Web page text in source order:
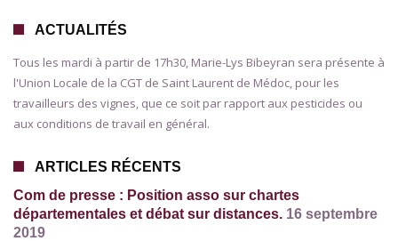
ACTUALITÉS
Tous les mardi à partir de 17h30, Marie-Lys Bibeyran sera présente à
l'Union Locale de la CGT de Saint Laurent de Médoc, pour les
travailleurs des vignes, que ce soit par rapport aux pesticides ou
aux conditions de travail en général.
ARTICLES RÉCENTS
Com de presse : Position asso sur chartes
départementales et débat sur distances. 16 septembre
2019